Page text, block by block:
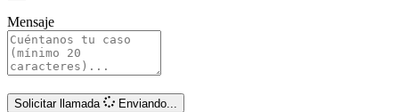
Mensaje
Solicitar llamada Enviando...